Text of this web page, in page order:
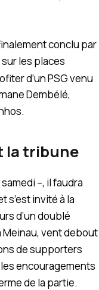
conclu par
les places
d’un PSG venu
Dembélé,
la tribune
–, il faudra
s’est invité à la
d’un doublé
Meinau, vent debout
de supporters
encouragements
de la partie.